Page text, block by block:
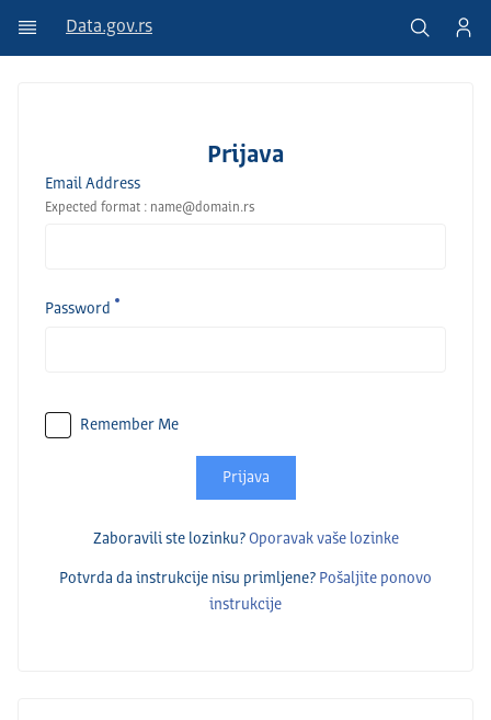
Data.gov.rs
Prijava
Email Address
Expected format : name@domain.rs
Password
Remember Me
Prijava
Zaboravili ste lozinku? Oporavak vaše lozinke
Potvrda da instrukcije nisu primlјene? Pošalјite ponovo
instrukcije